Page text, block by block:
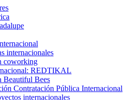
internacionales
coworking
REDTIKAL
Beautiful Bees
Contratación Pública Internacional
internacionales